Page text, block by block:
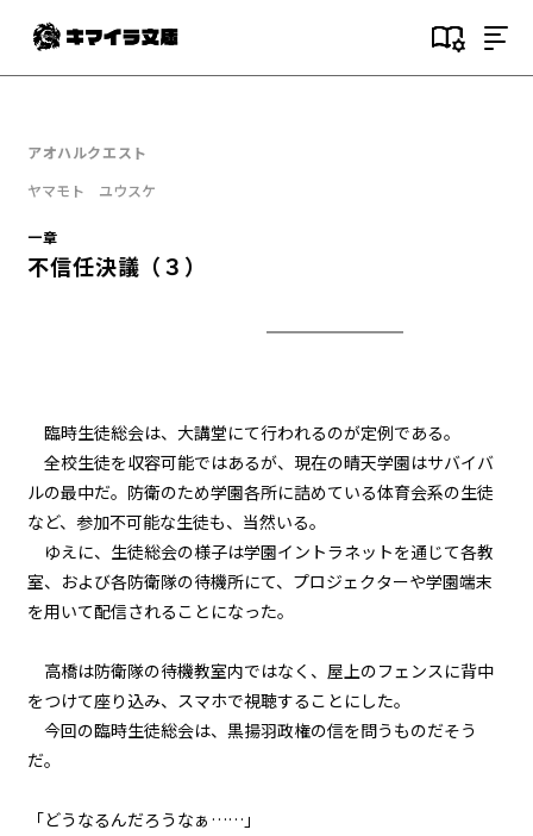
目次
転移する学園（３）
一章
青春白球大暴投（１）
一章
青春白球大暴投（２）
一章
青春白球大暴投（３）
一章
アオハルクエスト
ヤマモト ユウスケ
一章
不信任決議（３）
臨時生徒総会は、大講堂にて行われるのが定例である。
全校生徒を収容可能ではあるが、現在の晴天学園はサバイバ
ルの最中だ。防衛のため学園各所に詰めている体育会系の生徒
など、参加不可能な生徒も、当然いる。
ゆえに、生徒総会の様子は学園イントラネットを通じて各教
室、および各防衛隊の待機所にて、プロジェクターや学園端末
を用いて配信されることになった。
高橋は防衛隊の待機教室内ではなく、屋上のフェンスに背中
をつけて座り込み、スマホで視聴することにした。
今回の臨時生徒総会は、黒揚羽政権の信を問うものだそう
だ。
「どうなるんだろうなぁ……」